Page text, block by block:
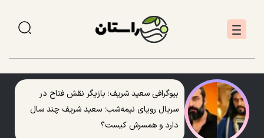
بیوگرافی سعید شریف؛ بازیگر نقش فتاح در
سریال رویای نیمه‌شب؛ سعید شریف چند سال
دارد و همسرش کیست؟